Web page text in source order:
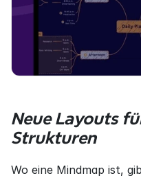
Neue Layouts
Strukturen
Wo eine Mindmap ist,